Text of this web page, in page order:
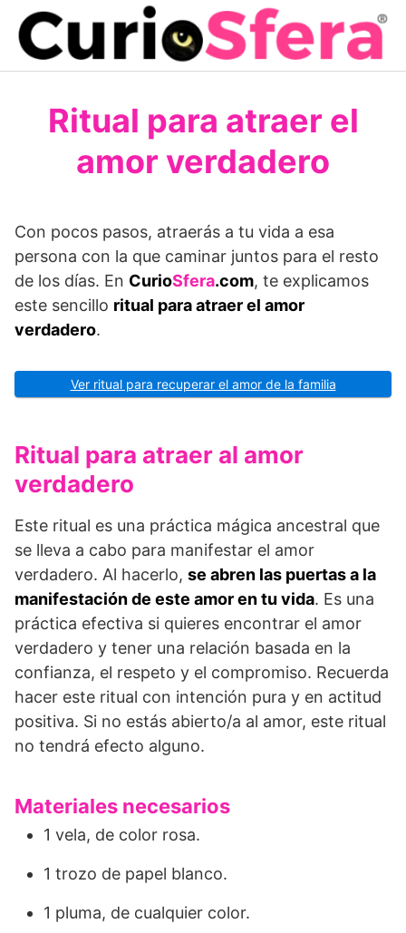
Saltar
contenido
Ritual para atraer el
amor verdadero
Con pocos pasos, atraerás a tu vida a esa
persona con la que caminar juntos para el resto
de los días. En CurioSfera.com, te explicamos
este sencillo ritual para atraer el amor
verdadero.
Ver ritual para recuperar el amor de la familia
Ritual para atraer al amor
verdadero
Este ritual es una práctica mágica ancestral que
se lleva a cabo para manifestar el amor
verdadero. Al hacerlo, se abren las puertas a la
manifestación de este amor en tu vida. Es una
práctica efectiva si quieres encontrar el amor
verdadero y tener una relación basada en la
confianza, el respeto y el compromiso. Recuerda
hacer este ritual con intención pura y en actitud
positiva. Si no estás abierto/a al amor, este ritual
no tendrá efecto alguno.
Materiales necesarios
1 vela, de color rosa.
1 trozo de papel blanco.
1 pluma, de cualquier color.